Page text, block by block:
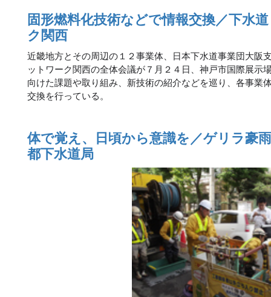
固形燃料化技術などで情報交換／下水
ク関西
近畿地方とその周辺の１２事業体、日本下水道事業団大阪
ットワーク関西の全体会議が７月２４日、神戸市国際展示
向けた課題や取り組み、新技術の紹介などを巡り、各事業
交換を行っている。
体で覚え、日頃から意識を／ゲリラ豪
都下水道局